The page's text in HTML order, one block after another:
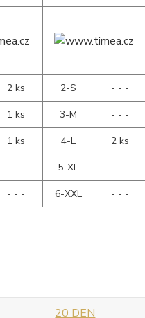
2 ks
1 ks
1 ks
- - -
- - -
2-S
- - -
3-M
- - -
4-L
2 ks
5-XL
- - -
6-XXL
- - -
20 DEN